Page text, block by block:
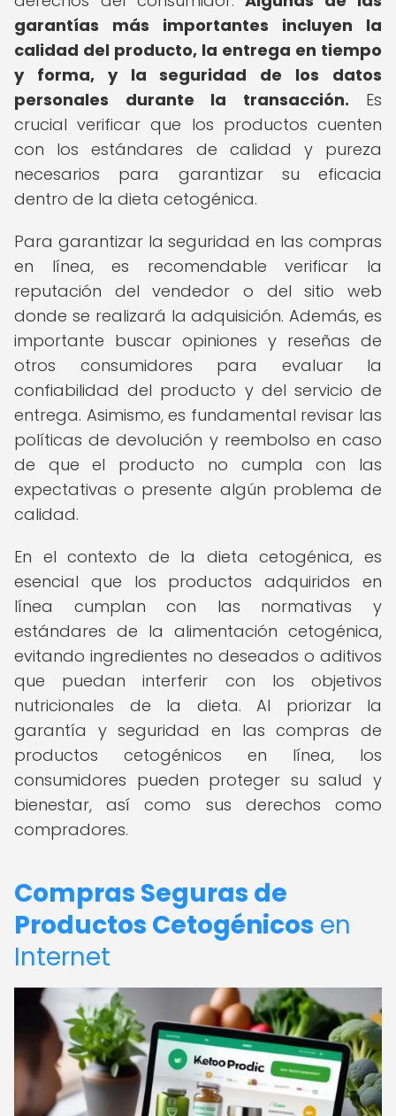
garantías más importantes incluyen la
calidad del producto, la entrega en tiempo
y forma, y la seguridad de los datos
personales durante la transacción. Es
crucial verificar que los productos cuenten
con los estándares de calidad y pureza
necesarios para garantizar su eficacia
dentro de la dieta cetogénica.
Para garantizar la seguridad en las compras
en línea, es recomendable verificar la
reputación del vendedor o del sitio web
donde se realizará la adquisición. Además, es
importante buscar opiniones y reseñas de
otros consumidores para evaluar la
confiabilidad del producto y del servicio de
entrega. Asimismo, es fundamental revisar las
políticas de devolución y reembolso en caso
de que el producto no cumpla con las
expectativas o presente algún problema de
calidad.
En el contexto de la dieta cetogénica, es
esencial que los productos adquiridos en
línea cumplan con las normativas y
estándares de la alimentación cetogénica,
evitando ingredientes no deseados o aditivos
que puedan interferir con los objetivos
nutricionales de la dieta. Al priorizar la
garantía y seguridad en las compras de
productos cetogénicos en línea, los
consumidores pueden proteger su salud y
bienestar, así como sus derechos como
compradores.
Compras Seguras de
Productos Cetogénicos en
Internet